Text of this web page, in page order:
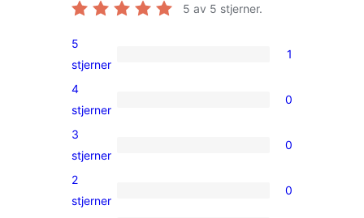
5 av 5 stjerner.
1
5-
star
5
stjerner
1
0
4-
star
4
stjerner
0
0
3-
star
3
stjerner
0
0
2
stjerner
0